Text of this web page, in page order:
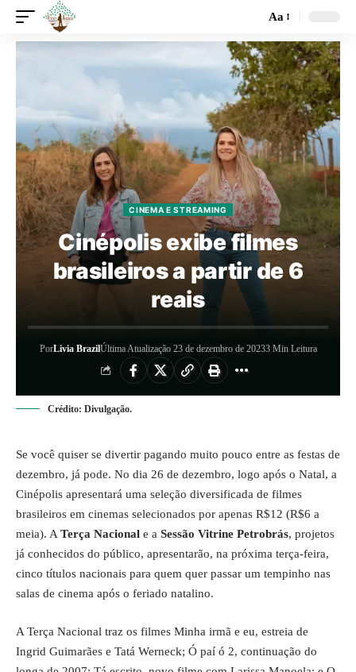
Aa
CINEMA E STREAMING
Cinépolis exibe filmes
brasileiros a partir de 6
reais
PorLivia BrazilÚltima Atualização 23 de dezembro de 20233 Min Leitura
Crédito: Divulgação.
Se você quiser se divertir pagando muito pouco entre as festas de
dezembro, já pode. No dia 26 de dezembro, logo após o Natal, a
Cinépolis apresentará uma seleção diversificada de filmes
brasileiros em cinemas selecionados por apenas R$12 (R$6 a
meia). A Terça Nacional e a Sessão Vitrine Petrobrás, projetos
já conhecidos do público, apresentarão, na próxima terça-feira,
cinco títulos nacionais para quem quer passar um tempinho nas
salas de cinema após o feriado natalino.
A Terça Nacional traz os filmes Minha irmã e eu, estreia de
Ingrid Guimarães e Tatá Werneck; Ó paí ó 2, continuação do